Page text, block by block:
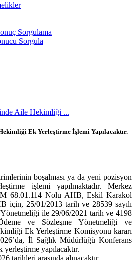
Sorgulama
Sorgula
Aile Hekimliği ...
Ek Yerleştirme İşlemi Yapılacaktır.
boşalması ya da yeni pozisyon
işlemi yapılmaktadır. Merkez
68.01.114 Nolu AHB, Eskil Karakol
için, 25/01/2013 tarih ve 28539 sayılı
ile 29/06/2021 tarih ve 4198
ve Sözleşme Yönetmeliği ve
Ek Yerleştirme Komisyonu kararı
İl Sağlık Müdürlüğü Konferans
yerleştirme yapılacaktır.